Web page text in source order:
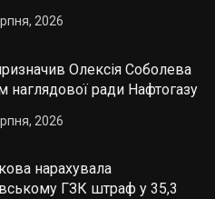
2026
Олексія Соболева
наглядової ради Нафтогазу
2026
нарахувала
ГЗК штраф у 35,3